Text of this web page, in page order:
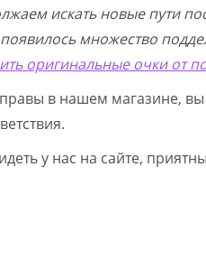
искать новые пути
множество
оригинальные очки от
в нашем магазине, вы
у нас на сайте,